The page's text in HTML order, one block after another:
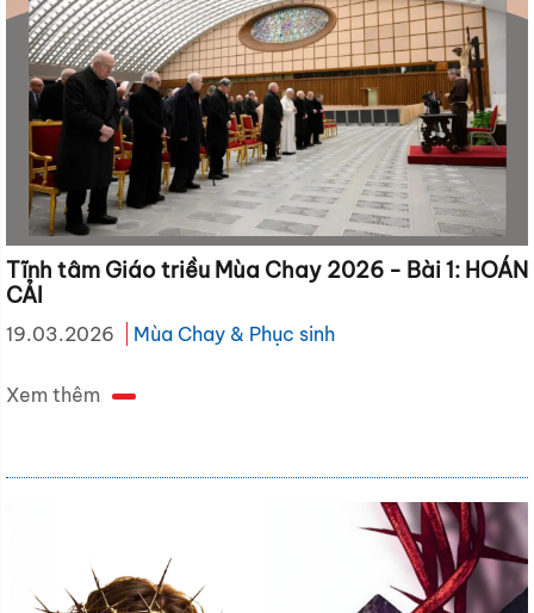
Tĩnh tâm Giáo triều Mùa Chay 2026 - Bài 1: HOÁN
CẢI
19.03.2026 Mùa Chay & Phục sinh
Xem thêm